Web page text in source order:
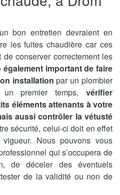
bon entretien devraient en
les fuites chaudière car ces
conserver correctement les
également important de faire
installation par un plombier
un premier temps, vérifier
éléments attenants à votre
aussi contrôler la vétusté
sécurité, celui-ci doit en effet
Nous pouvons vous
qui s’occupera de
de déceler des éventuels
de la validité ou non de